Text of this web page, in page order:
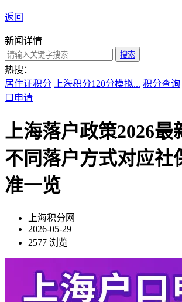
返回
新闻详情
搜索
热搜：
居住证积分
上海积分120分模拟... 积分查询
口申请
上海落户政策2026最
不同落户方式对应社
准一览
上海积分网
2026-05-29
2577 浏览